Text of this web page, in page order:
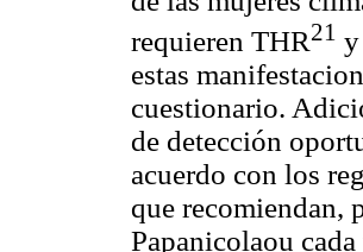
requieren THR21
estas
cuestionario.
de detección
acuerdo con los
que recomiendan,
Papanicolaou